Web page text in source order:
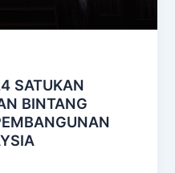
SATUKAN
BINTANG